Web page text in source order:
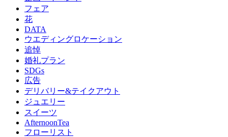
フェア
花
DATA
ウエディングロケーション
追悼
婚礼プラン
SDGs
広告
デリバリー&テイクアウト
ジュエリー
スイーツ
AfternoonTea
フローリスト